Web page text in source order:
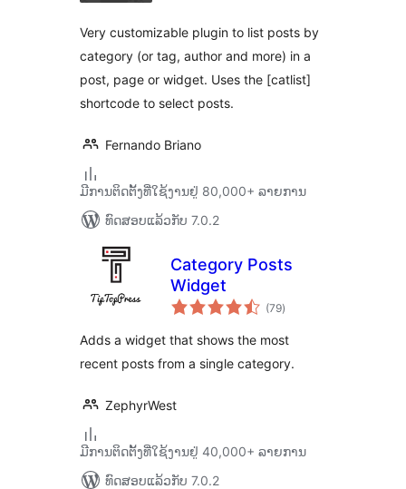
Very customizable plugin to list posts by
category (or tag, author and more) in a
post, page or widget. Uses the [catlist]
shortcode to select posts.
Fernando Briano
ມີການຕິດຕັ້ງທີ່ໃຊ້ງານຢູ່ 80,000+ ລາຍການ
ທົດສອບແລ້ວກັບ 7.0.2
Category Posts
Widget
(79ຄະແນນ
ທັງໝົດ
)
Adds a widget that shows the most
recent posts from a single category.
ZephyrWest
ມີການຕິດຕັ້ງທີ່ໃຊ້ງານຢູ່ 40,000+ ລາຍການ
ທົດສອບແລ້ວກັບ 7.0.2